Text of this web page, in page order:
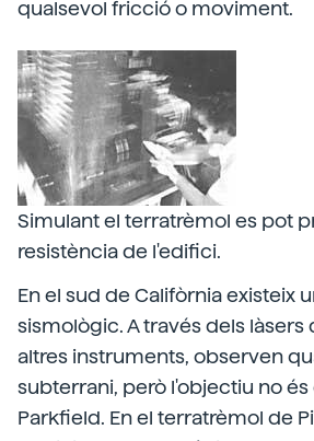
qualsevol fricció o moviment.
Simulant el terratrèmol es pot
resistència de l'edifici.
En el sud de Califòrnia existeix
sismològic. A través dels làsers
altres instruments, observen
subterrani, però l'objectiu no
Parkfield. En el terratrèmol de